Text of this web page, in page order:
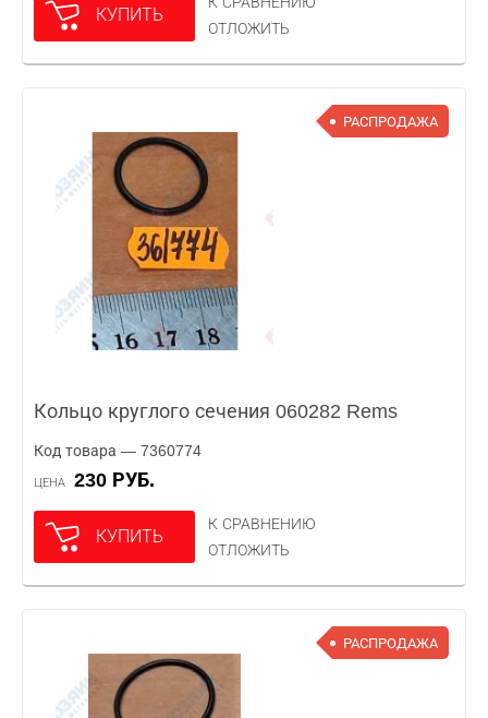
КУПИТЬ
ОТЛОЖИТЬ
РАСПРОДАЖА
Кольцо круглого сечения 060282 Rems
Код товара — 7360774
ЦЕНА 230 РУБ.
КУПИТЬ
К СРАВНЕНИЮ
ОТЛОЖИТЬ
РАСПРОДАЖА